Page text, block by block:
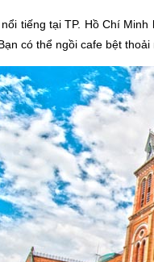
tiếng tại TP. Hồ Chí
có thể ngồi cafe bệt